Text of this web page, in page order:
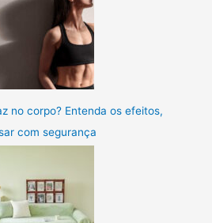
no corpo? Entenda os efeitos,
com segurança